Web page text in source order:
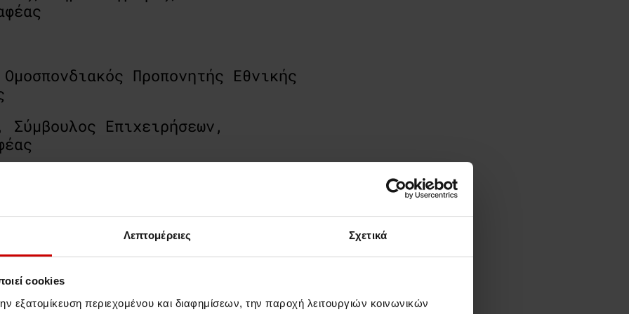
Λεπτομέρειες Σχετικά
cookies
εξατομίκευση περιεχομένου και διαφημίσεων, την παροχή λειτουργιών κοινωνικών
Προπονητής Εθνικής
, Σύμβουλος Επιχειρήσεων,